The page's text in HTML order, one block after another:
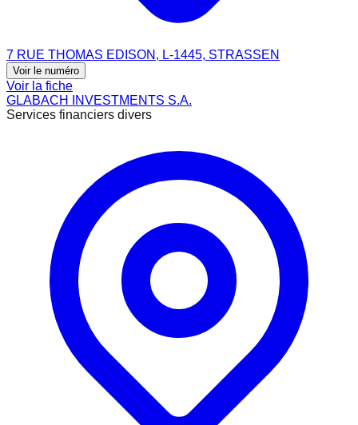
7 RUE THOMAS EDISON, L-1445, STRASSEN
Voir le numéro
Voir la fiche
GLABACH INVESTMENTS S.A.
Services financiers divers